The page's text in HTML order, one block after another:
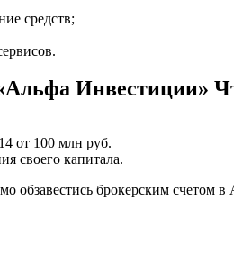
средств;
Инвестиции»
от 100 млн руб.
своего капитала.
обзавестись брокерским